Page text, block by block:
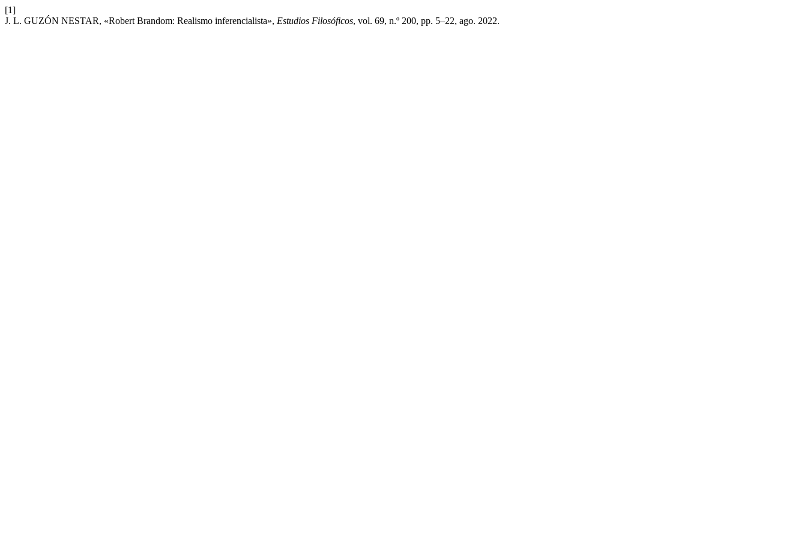
[1]
J. L. GUZÓN NESTAR, «Robert Brandom: Realismo inferencialista», Estudios Filosóficos, vol. 69, n.º 200, pp. 5–22, ago. 2022.